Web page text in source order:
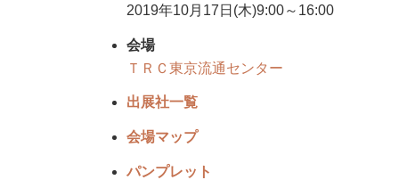
2019年10月17日(木)9:00～16:00
会場
ＴＲＣ東京流通センター
出展社一覧
会場マップ
パンプレット